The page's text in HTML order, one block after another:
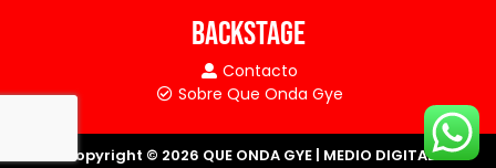
BACKSTAGE
Contacto
Sobre Que Onda Gye
Copyright © 2026 QUE ONDA GYE | MEDIO DIGITAL